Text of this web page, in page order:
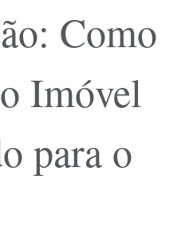
Como
Imóvel
para o